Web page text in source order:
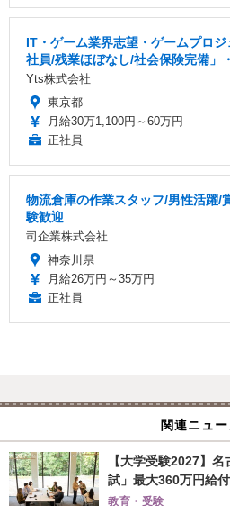
IT・ゲーム業界志望・ゲームプロ
社員/残業ほぼなし/社会保険完備」
Yts株式会社
東京都
月給30万1,100円～60万円
正社員
物流倉庫の作業スタッフ/男性活躍/
験歓迎
司企業株式会社
神奈川県
月給26万円～35万円
正社員
関連ニュー
【大学受験2027】
試」最大360万円給付
教育・受験